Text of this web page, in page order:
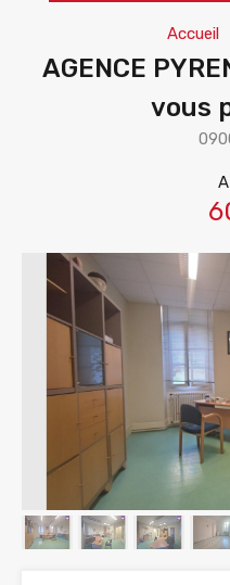
Accueil
AGENCE
vous